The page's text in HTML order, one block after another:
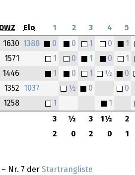
DWZ Elo 1 2 3 4 5
3 ½ 3 1½ 2
2 0 2 0 1
1630 1388 0 0 1 0 1
1571 1 0 1 0 1
1446 1 0 1 ½ 0
1352 1037 ½ 0 0
1258 1 1
– Nr. 7 der Startrangliste